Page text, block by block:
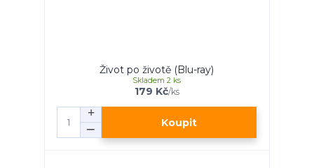
Život po životě (Blu-ray)
179 Kč/ks
Skladem 2 ks
Koupit